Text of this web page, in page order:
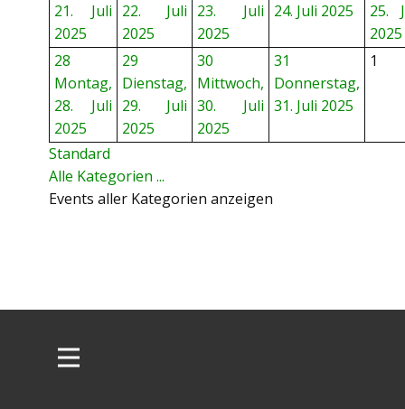
21. Juli
2025
22. Juli
2025
23. Juli
2025
24. Juli 2025
25.
2025
28
Montag,
28. Juli
2025
29
Dienstag,
29. Juli
2025
30
Mittwoch,
30. Juli
2025
31
Donnerstag,
31. Juli 2025
1
Standard
Alle Kategorien ...
Events aller Kategorien anzeigen